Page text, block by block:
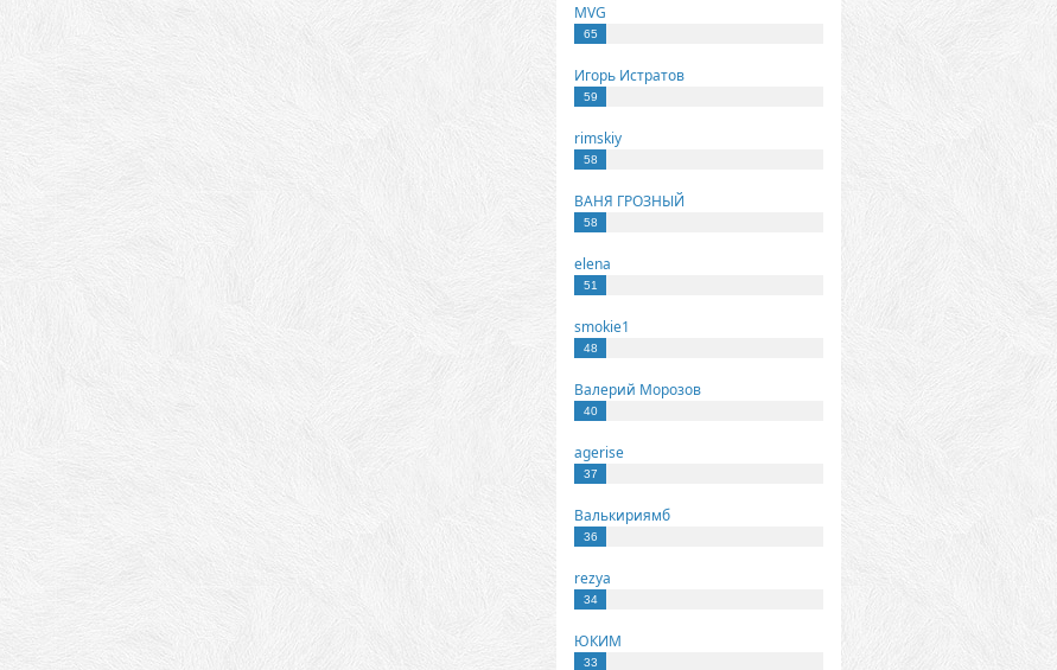
MVG
65
Игорь Истратов
59
rimskiy
58
ВАНЯ ГРОЗНЫЙ
58
elena
51
smokie1
48
Валерий Морозов
40
agerise
37
Валькириямб
36
rezya
34
ЮКИМ
33